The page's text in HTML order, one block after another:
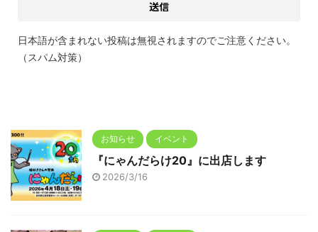
日本語が含まれない投稿は無視されますのでご注意ください。
（スパム対策）
お知らせ イベント
『にゃんだらけ20』に出店します
2026/3/16